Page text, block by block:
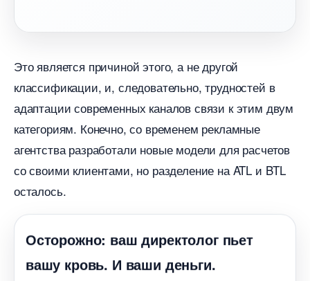
Это является причиной этого, а не другой
классификации, и, следовательно, трудностей
адаптации современных каналов связи к этим двум
категориям. Конечно, со временем рекламные
агентства разработали новые модели для расчето
со своими клиентами, но разделение на ATL и BTL
осталось.
Осторожно: ваш директолог пьет
ашу кровь. И ваши деньги.